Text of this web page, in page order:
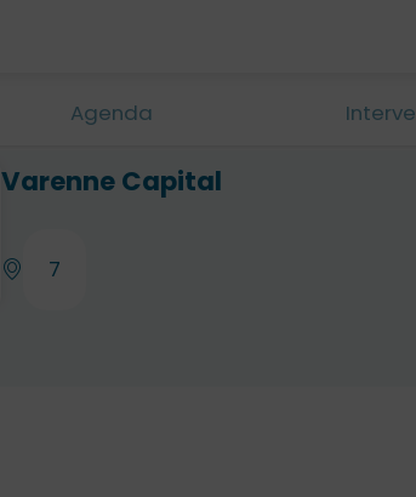
Agenda
Varenne Capital
7